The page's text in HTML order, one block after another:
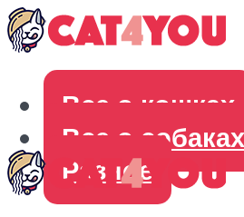
Все о кошках
Все о собаках
Разное